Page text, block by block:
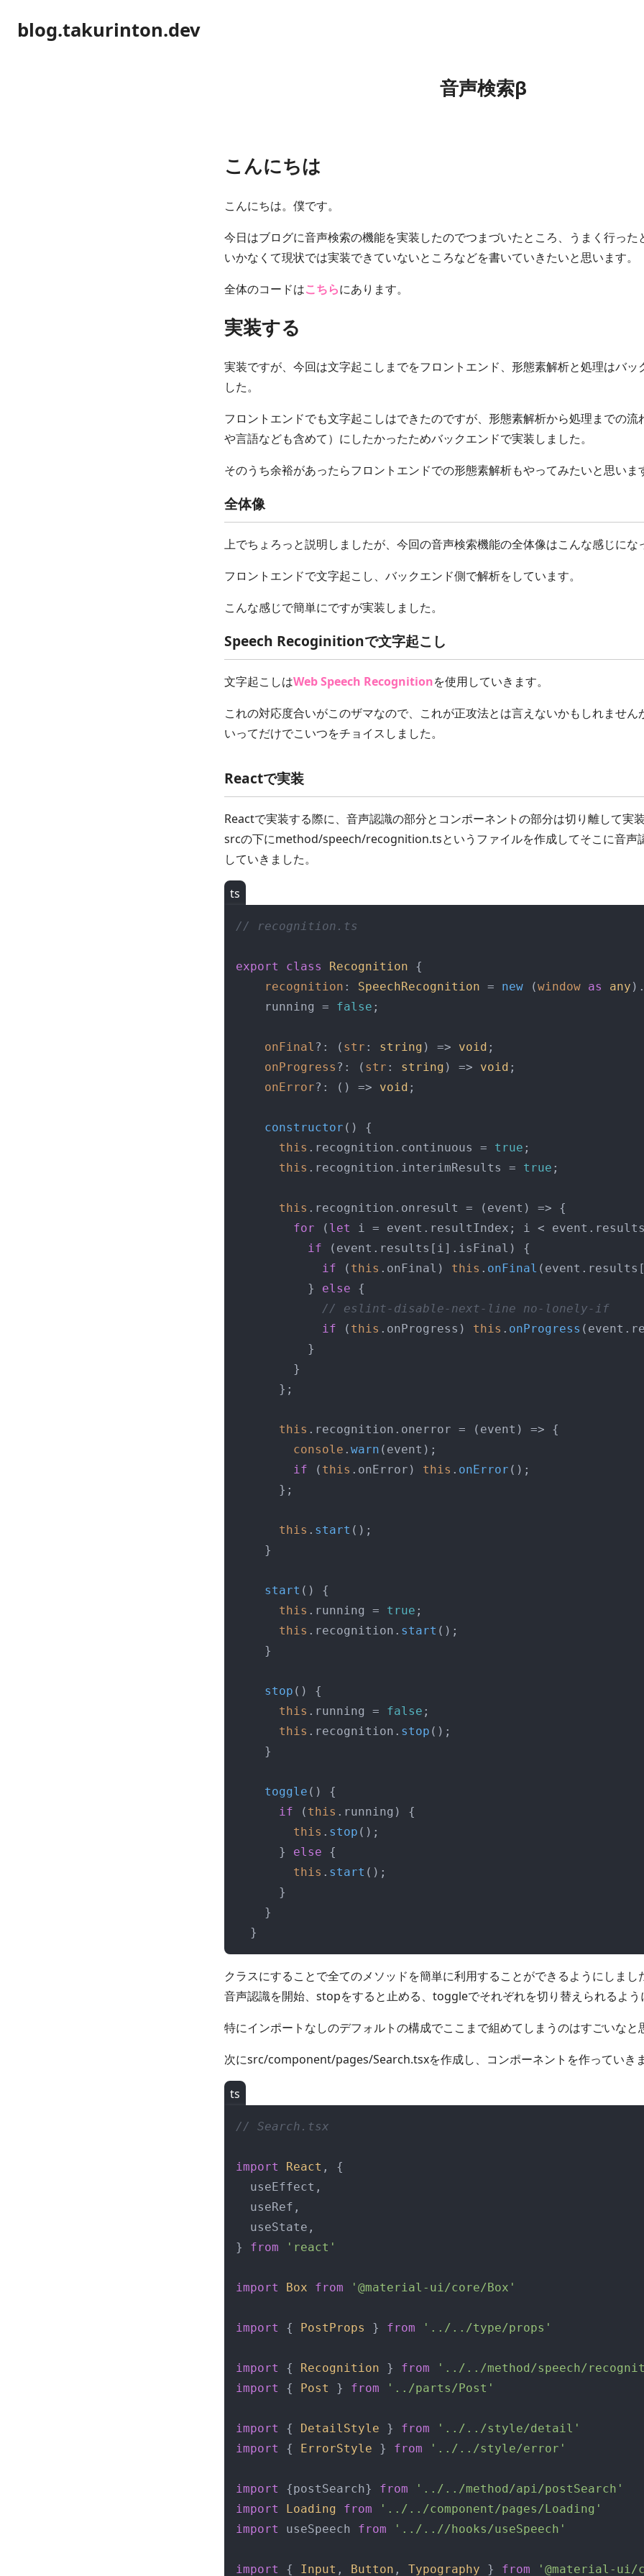
blog.takurinton.dev
音声検索β
こんにちは
こんにちは。僕です。
今日はブログに音声検索の機能を実装したのでつまづいたところ、うまく行った
いかなくて現状では実装できていないところなどを書いていきたいと思います。
全体のコードはこちらにあります。
実装する
実装ですが、今回は文字起こしまでをフロントエンド、形態素解析と処理はバッ
した。
フロントエンドでも文字起こしはできたのですが、形態素解析から処理までの流
や言語なども含めて）にしたかったためバックエンドで実装しました。
そのうち余裕があったらフロントエンドでの形態素解析もやってみたいと思いま
全体像
上でちょろっと説明しましたが、今回の音声検索機能の全体像はこんな感じにな
フロントエンドで文字起こし、バックエンド側で解析をしています。
こんな感じで簡単にですが実装しました。
Speech Recoginitionで文字起こし
文字起こしはWeb Speech Recognitionを使用していきます。
これの対応度合いがこのザマなので、これが正攻法とは言えないかもしれません
いってだけでこいつをチョイスしました。
Reactで実装
Reactで実装する際に、音声認識の部分とコンポーネントの部分は切り離して実装
srcの下にmethod/speech/recognition.tsというファイルを作成してそこに音声
していきました。
ts
// recognition.ts
export class Recognition {
recognition : SpeechRecognition = new (window as any ).
    running =
false ;
onFinal ?: ( str : string ) => void ;
onProgress ?: ( str : string ) => void ;
onError?: () => void ;
constructor ( ) {
this . recognition . continuous = true ;
this . recognition . interimResults = true ;
this . recognition . onresult = ( event ) => {
for ( let i = event. resultIndex ; i < event. results
if (event. results [i]. isFinal ) {
if ( this . onFinal ) this . onFinal (event. results
          }
else {
// eslint-disable-next-line no-lonely-if
if ( this . onProgress ) this . onProgress (event.
          }
        }
      };
this . recognition . onerror = ( event ) => {
console . warn (event);
if ( this . onError ) this . onError ();
      };
this . start ();
    }
start ( ) {
this . running = true ;
this . recognition . start ();
    }
stop ( ) {
this . running = false ;
this . recognition . stop ();
    }
toggle ( ) {
if ( this . running ) {
this . stop ();
      }
else {
this . start ();
      }
    }
クラスにすることで全てのメソッドを簡単に利用することができるようにしま
音声認識を開始、stopをすると止める、toggleでそれぞれを切り替えられるよう
特にインポートなしのデフォルトの構成でここまで組めてしまうのはすごいなと
次にsrc/component/pages/Search.tsxを作成し、コンポーネントを作っていきま
ts
// Search.tsx
import React , {
  useEffect,
  useRef,
  useState,
} from 'react'
import Box from '@material-ui/core/Box'
import { PostProps } from '../../type/props'
import { Recognition } from
'../../method/speech/
import
{ Post } from '../parts/Post'
import { DetailStyle } from
'../../style/detail'
import
{ ErrorStyle } from '../../style/error'
import {postSearch} from
'../../method/api/postSearch'
import
Loading from
'../../component/pages/Loading'
import
useSpeech from '../..//hooks/useSpeech'
import { Input , Button , Typography } from '@material-ui/